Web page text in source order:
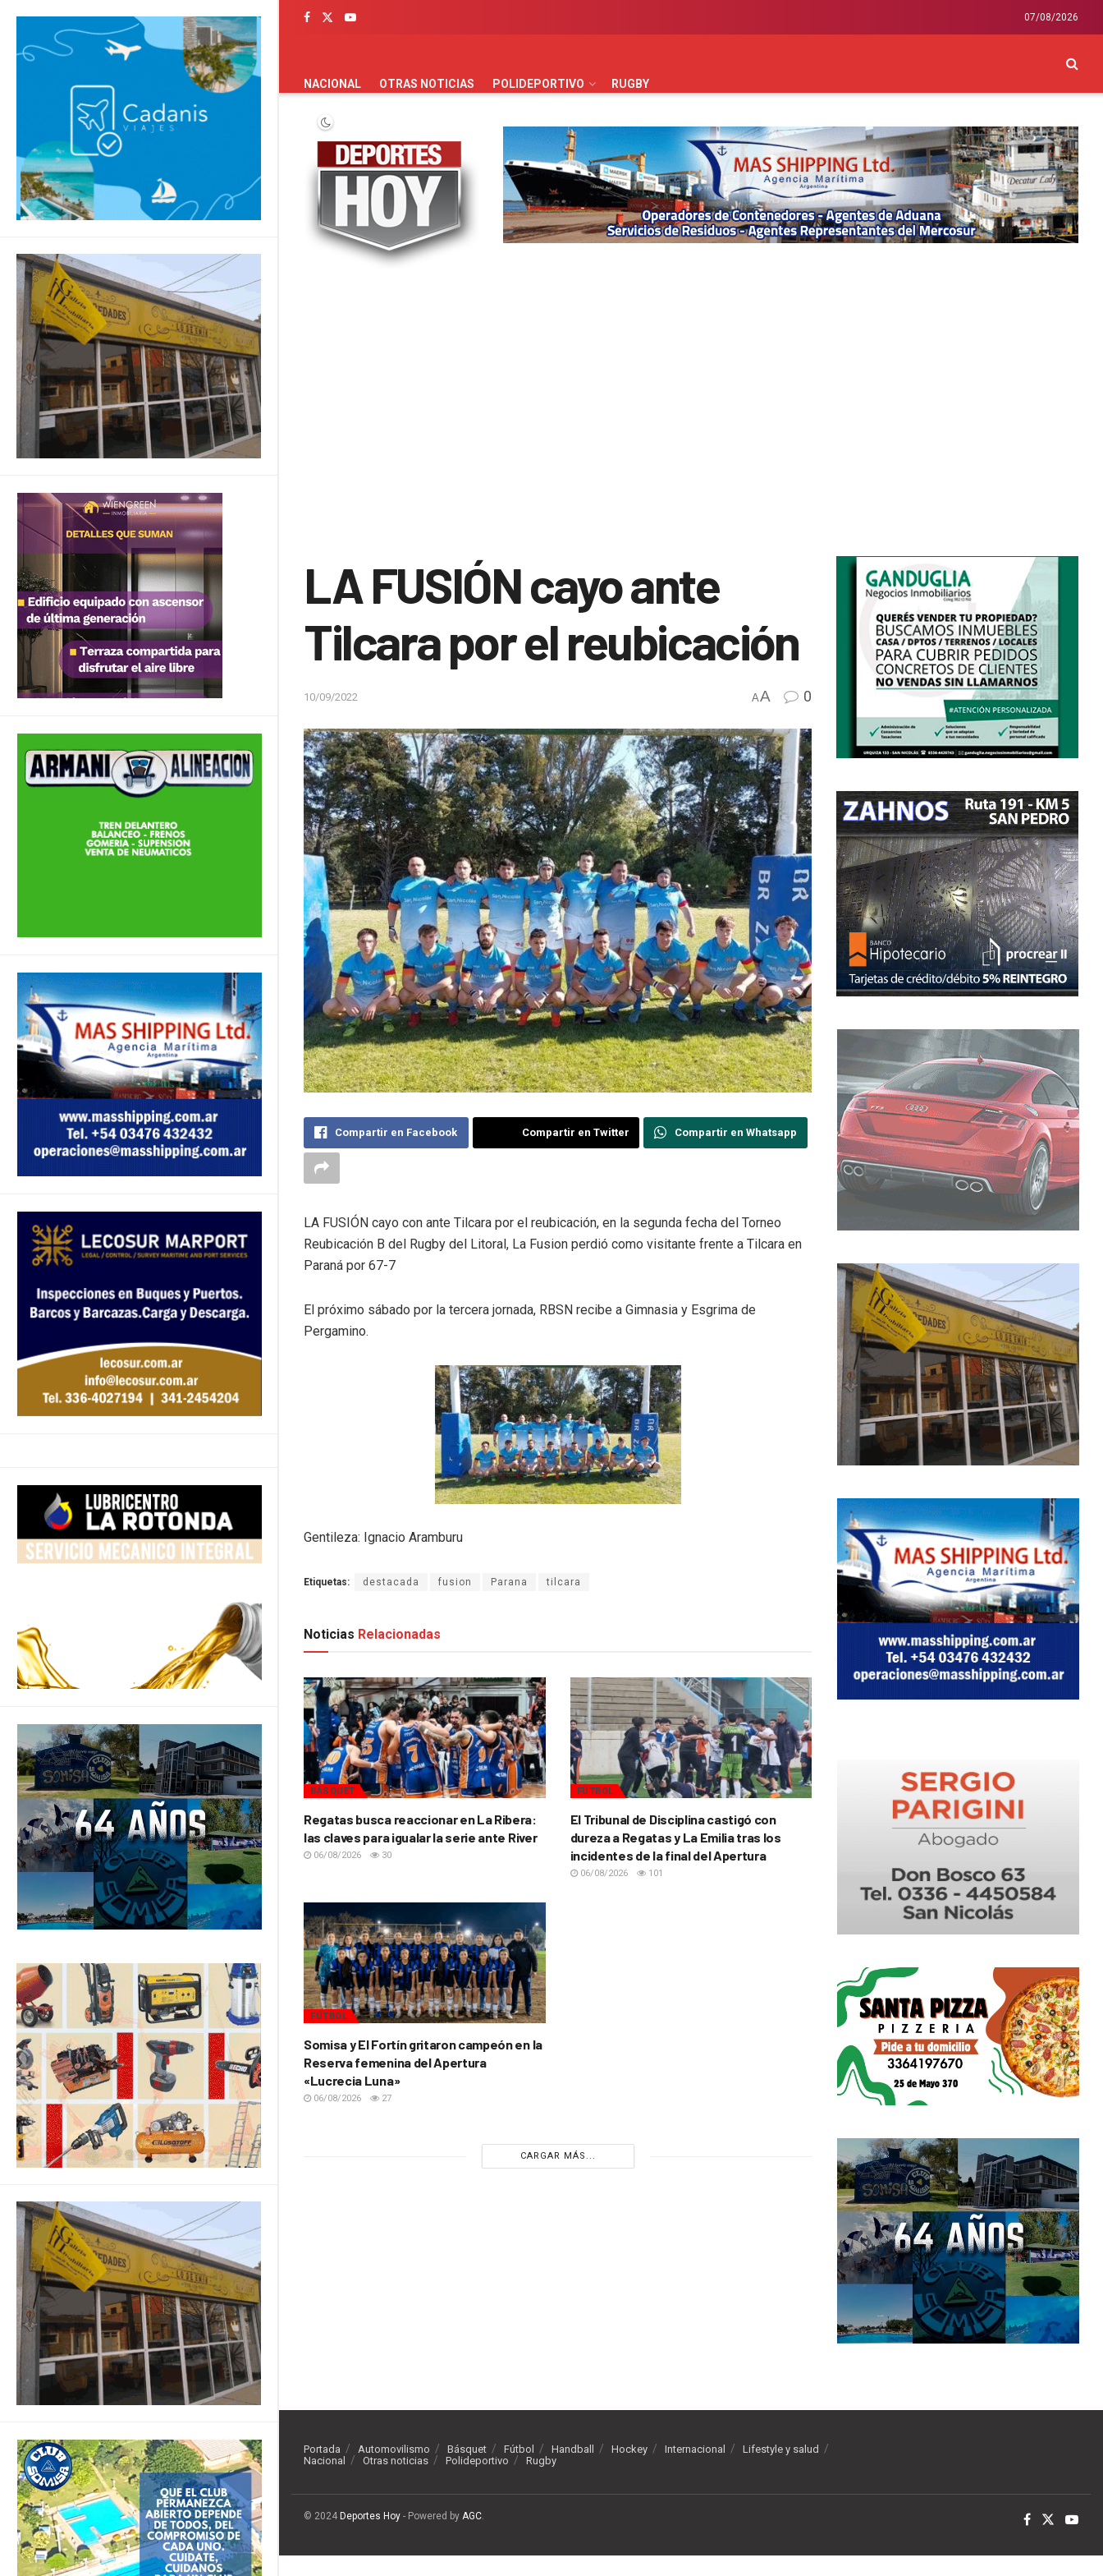
07/08/2026
PORTADA
NACIONAL OTRAS NOTICIAS POLIDEPORTIVO RUGBY
LA FUSIÓN cayo ante
Tilcara por el reubicación
10/09/2022 AA 0
Compartir en Facebook Compartir en Twitter Compartir en Whatsapp
LA FUSIÓN cayo con ante Tilcara por el reubicación, en la segunda fecha del Torneo
Reubicación B del Rugby del Litoral, La Fusion perdió como visitante frente a Tilcara en
Paraná por 67-7
El próximo sábado por la tercera jornada, RBSN recibe a Gimnasia y Esgrima de
Pergamino.
Gentileza: Ignacio Aramburu
Etiquetas: destacada fusion Parana tilcara
Noticias Relacionadas
BÁSQUET
Regatas busca reaccionar en La Ribera:
las claves para igualar la serie ante River
06/08/2026 30
FÚTBOL
El Tribunal de Disciplina castigó con
dureza a Regatas y La Emilia tras los
incidentes de la final del Apertura
06/08/2026 101
FÚTBOL
Somisa y El Fortín gritaron campeón en la
Reserva femenina del Apertura
«Lucrecia Luna»
06/08/2026 27
CARGAR MÁS...
Portada Automovilismo Básquet Fútbol Handball Hockey Internacional
Lifestyle y salud
Nacional
Otras noticias Polideportivo Rugby
© 2024 Deportes Hoy - Powered by AGC.